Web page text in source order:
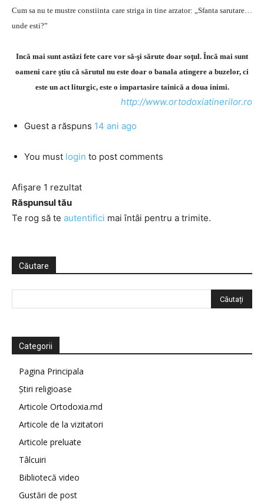
Cum sa nu te mustre constiinta care striga in tine arzator: „Sfanta sarutare…
unde esti?”
Incă mai sunt astăzi fete care vor să-şi sărute doar soţul. Încă mai sunt
oameni care ştiu că sărutul nu este doar o banala atingere a buzelor, ci
este un act liturgic, este o impartasire tainică a doua inimi.
http://www.ortodoxiatinerilor.ro
Guest a răspuns 14 ani ago
You must login to post comments
Afișare 1 rezultat
Răspunsul tău
Te rog să te autentifici mai întâi pentru a trimite.
Căutare
Categorii
Pagina Principala
Știri religioase
Articole Ortodoxia.md
Articole de la vizitatori
Articole preluate
Tâlcuiri
Bibliotecă video
Gustări de post